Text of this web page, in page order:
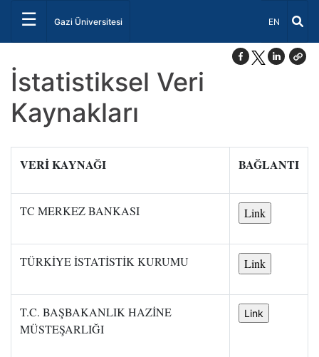
☰ Gazi Üniversitesi Dil Seçiniz
EN
İstatistiksel Veri
Kaynakları
VERİ KAYNAĞI BAĞLANTI
TC MERKEZ BANKASI
TÜRKİYE İSTATİSTİK KURUMU
T.C. BAŞBAKANLIK HAZİNE
MÜSTEŞARLIĞI